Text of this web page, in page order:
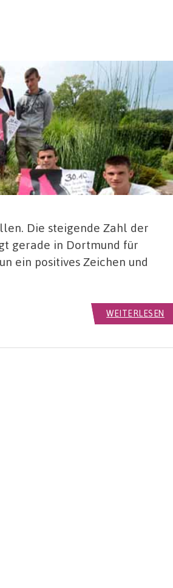
Die steigende Zahl der
gerade in Dortmund für
ein positives Zeichen und
WEITERLESEN